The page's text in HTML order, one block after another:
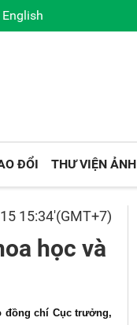
English
ĐỔI THƯ VIỆN ẢNH
15:34'(GMT+7)
học và
đồng chí Cục trưởng,